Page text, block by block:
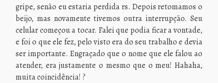
gripe, senão eu estaria perdida rs. Depois retomamos o
beijo, mas novamente tivemos outra interrupção. Seu
celular começou a tocar. Falei que podia ficar a vontade,
e foi o que ele fez, pelo visto era do seu trabalho e devia
ser importante. Engraçado que o nome que ele falou ao
atender, era justamente o mesmo que o meu! Hahaha,
muita coincidência! ?